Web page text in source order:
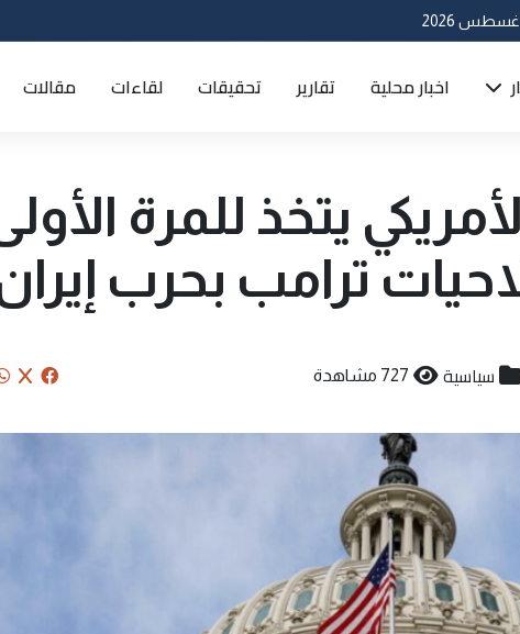
اخبار محلية تقارير تحقيقات لقاءات مقالات
يتخذ للمرة
ترامب بحرب
سياسية 727 مشاهدة